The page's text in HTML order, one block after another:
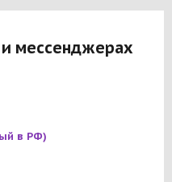
мессенджерах
в РФ)